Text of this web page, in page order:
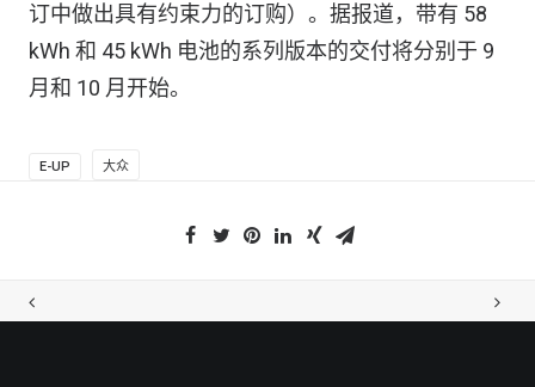
订中做出具有约束力的订购）。据报道，带有 58
kWh 和 45 kWh 电池的系列版本的交付将分别于 9
月和 10 月开始。
E-UP 大众